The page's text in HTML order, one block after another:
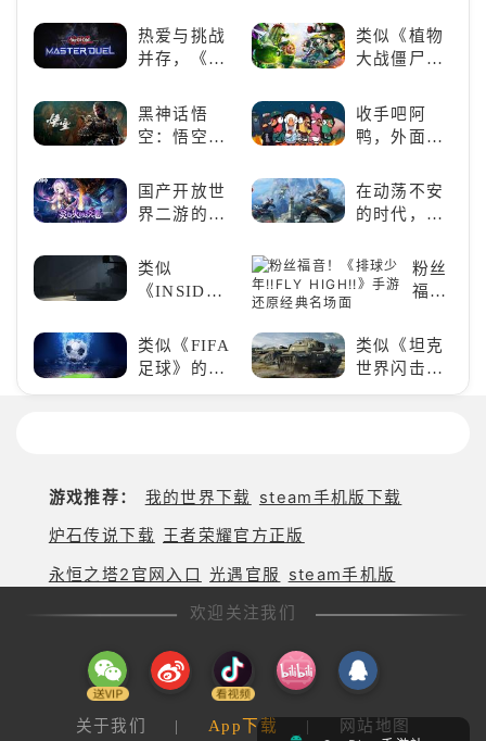
养成你的梦
想！
丘》
热爱与挑战
并存，《游
决斗》，牌
佬都爱玩的
游戏是啥
类似《植物
大战僵尸》
游戏，休闲
娱乐尽在手
中！
黑神话悟
空：悟空携
来，游戏界
的东方巨
兽，引爆全
收手吧阿
鸭，外面全
国产开放世
界二游的里
神》
在动荡不安
的时代，踏
类似
《INSIDE》
戏！快动起
你的小脑筋
粉丝
福
《排
球少
类似《FIFA
足球》的足
球类比赛推
类似《坦克
世界闪击
战》
爱的装备出
游戏推荐： 我的世界下载 steam手机版下载
炉石传说下载 王者荣耀官方正版
永恒之塔2官网入口 光遇官服
steam手机版
欢迎关注我们
关于我们 | App下载 | 网站地图